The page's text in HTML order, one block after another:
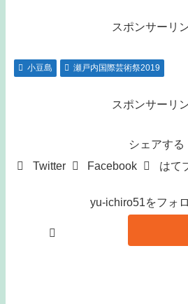
スポンサーリ
小豆島 瀬戸内国際芸術祭2019
スポンサーリ
シェアする
Twitter
Facebook はて
yu-ichiro51をフォ